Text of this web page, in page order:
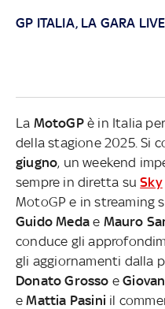
GP ITALIA, LA GARA LIVE
La MotoGPè in Italia
della stagione 2025. Si
giugno, un weekend
sempre in diretta suSky
MotoGP e in streaming
Guido Meda e Mauro
conduce gli
gli aggiornamenti dalla
Donato Grosso e
eMattia Pasini il